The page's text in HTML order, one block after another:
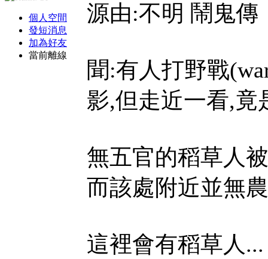
個人空間
發短消息
加為好友
當前離線
源由:不明 鬧鬼傳
聞:有人打野戰
影,但走近一看,竟
無五官的稻草人
而該處附近並無
這裡會有稻草人...